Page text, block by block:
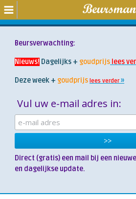
Beursverwachting:
Nieuws! Dagelijks + goudprijs lees
Deze week + goudprijs lees verder
Vul uw e-mail adres in:
Direct (gratis) een mail bij een
en dagelijkse update.